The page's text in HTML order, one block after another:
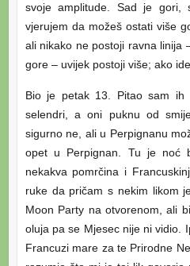
svoje amplitude. Sad je gori,
vjerujem da možeš ostati više
ali nikako ne postoji ravna linija
gore – uvijek postoji više; ako
Bio je petak 13. Pitao sam
selendri, a oni puknu od
sigurno ne, ali u Perpignanu
opet u Perpignan. Tu je
nekakva pomrčina i
ruke da pričam s nekim likom
Moon Party na otvorenom, ali
oluja pa se Mjesec nije ni vidio.
Francuzi mare za te Prirodne